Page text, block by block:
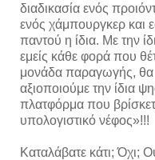
διαδικασία ενός
ενός χάμπουργκερ και
παντού η ίδια. Με την
εμείς κάθε φορά που
μονάδα παραγωγής, θα
αξιοποιούμε την ίδια
πλατφόρμα που
υπολογιστικό νέφος»!!!
Καταλάβατε κάτι; Όχι;